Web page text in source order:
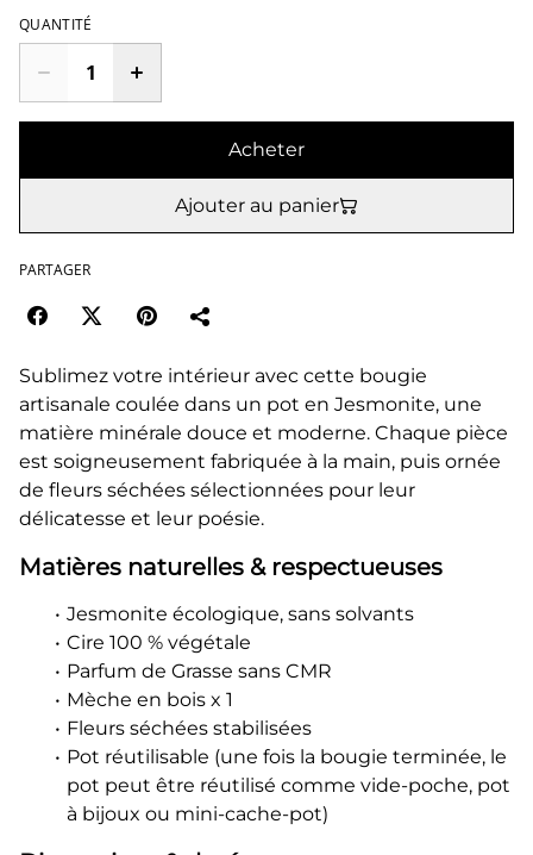
QUANTITÉ
Acheter
Ajouter au panier
PARTAGER
Sublimez votre intérieur avec cette bougie
artisanale coulée dans un pot en Jesmonite, une
matière minérale douce et moderne. Chaque pièce
est soigneusement fabriquée à la main, puis ornée
de fleurs séchées sélectionnées pour leur
délicatesse et leur poésie.
Matières naturelles & respectueuses
Jesmonite écologique, sans solvants
Cire 100 % végétale
Parfum de Grasse sans CMR
Mèche en bois x 1
Fleurs séchées stabilisées
Pot réutilisable (une fois la bougie terminée, le
pot peut être réutilisé comme vide-poche, pot
à bijoux ou mini-cache-pot)